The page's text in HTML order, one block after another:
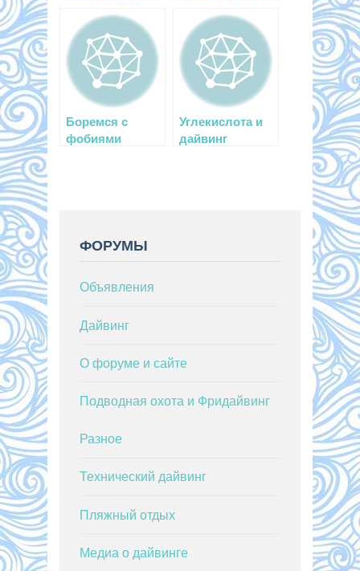
дайверов
Боремся с
фобиями
Углекислота и
дайвинг
ФОРУМЫ
Объявления
Дайвинг
О форуме и сайте
Подводная охота и Фридайвинг
Разное
Технический дайвинг
Пляжный отдых
Медиа о дайвинге